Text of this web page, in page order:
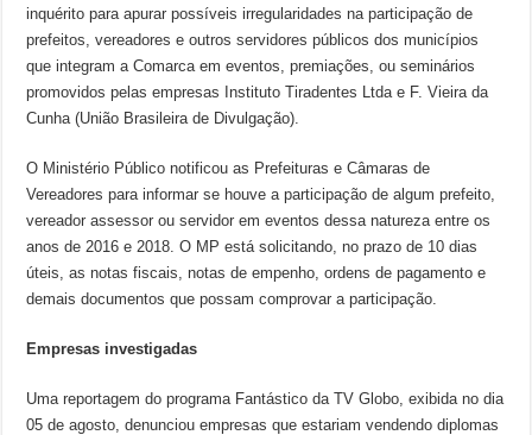
inquérito para apurar possíveis irregularidades na participação de
prefeitos, vereadores e outros servidores públicos dos municípios
que integram a Comarca em eventos, premiações, ou seminários
promovidos pelas empresas Instituto Tiradentes Ltda e F. Vieira da
Cunha (União Brasileira de Divulgação).
O Ministério Público notificou as Prefeituras e Câmaras de
Vereadores para informar se houve a participação de algum prefeito,
vereador assessor ou servidor em eventos dessa natureza entre os
anos de 2016 e 2018. O MP está solicitando, no prazo de 10 dias
úteis, as notas fiscais, notas de empenho, ordens de pagamento e
demais documentos que possam comprovar a participação.
Empresas investigadas
Uma reportagem do programa Fantástico da TV Globo, exibida no dia
05 de agosto, denunciou empresas que estariam vendendo diplomas